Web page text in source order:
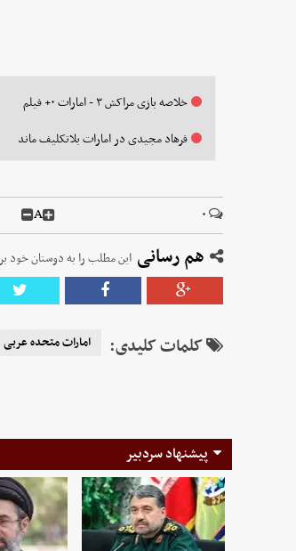
خلاصه بازی مراکش ۳ - امارات ۰+ فیلم
فرهاد مجیدی در امارات بلاتکلیف ماند
۰ A
هم رسانی این مطلب را به دوستان خود
کلمات کلیدی: امارات متحده عربی
پیشنهاد سردبیر